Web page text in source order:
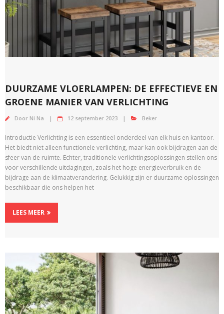
DUURZAME VLOERLAMPEN: DE EFFECTIEVE EN
GROENE MANIER VAN VERLICHTING
Door Ni Na 12 september 2023 Beker
Introductie Verlichting is een essentieel onderdeel van elk huis en kantoor.
Het biedt niet alleen functionele verlichting, maar kan ook bijdragen aan de
sfeer van de ruimte. Echter, traditionele verlichtingsoplossingen stellen ons
voor verschillende uitdagingen, zoals het hoge energieverbruik en de
bijdrage aan de klimaatverandering. Gelukkig zijn er duurzame oplossingen
beschikbaar die ons helpen het
LEES MEER